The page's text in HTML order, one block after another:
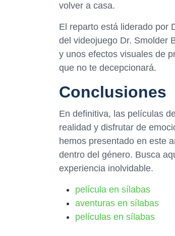
volver a casa.
El reparto está liderado por
del videojuego Dr. Smolder
y unos efectos visuales de
que no te decepcionará.
Conclusiones
En definitiva, las películas
realidad y disfrutar de
hemos presentado en este
dentro del género. Busca
experiencia inolvidable.
película en sílabas
aventuras en sílabas
películas en sílabas